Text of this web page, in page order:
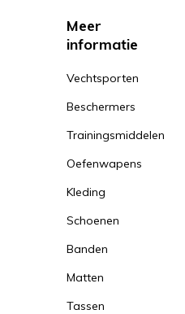
Meer
informatie
Vechtsporten
Beschermers
Trainingsmiddelen
Oefenwapens
Kleding
Schoenen
Banden
Matten
Tassen